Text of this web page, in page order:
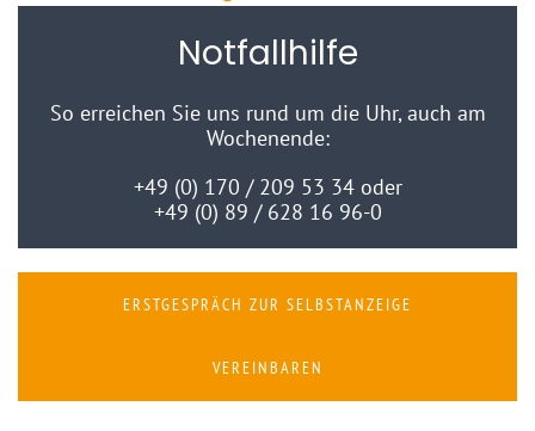
Notfallhilfe
So erreichen Sie uns rund um die Uhr, auch am
Wochenende:
+49 (0) 170 / 209 53 34oder
+49 (0) 89 / 628 16 96-0
ERSTGESPRÄCH ZUR SELBSTANZEIGE
VEREINBAREN